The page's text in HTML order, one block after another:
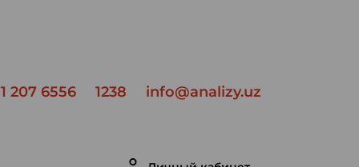
207 6556 1238 info@analizy.uz